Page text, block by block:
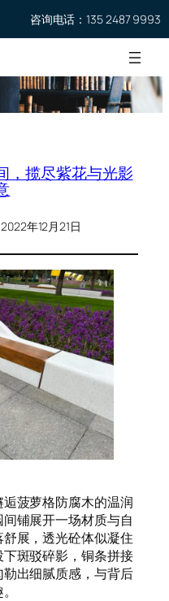
咨询电话：135 2487 9993
，揽尽紫花与光影
2022年12月21日
菠萝格防腐木的温润
铺展开一场材质与自
展，透光砼体似凝住
斑驳碎影，铜条拼接
出细腻质感，与背后